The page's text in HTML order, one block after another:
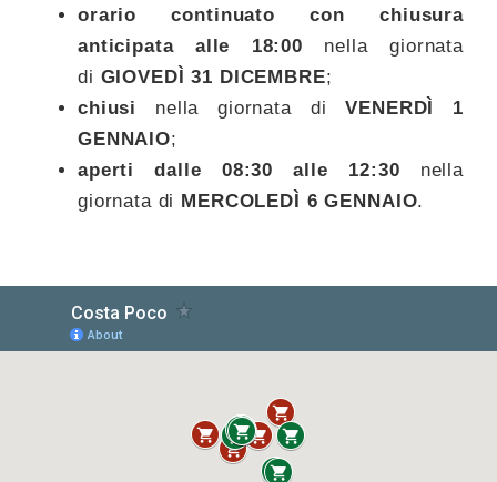
orario continuato con chiusura
anticipata alle 18:00 nella giornata
di GIOVEDÌ 31 DICEMBRE;
chiusi nella giornata diVENERDÌ 1
GENNAIO;
aperti dalle 08:30 alle 12:30 nella
giornata di MERCOLEDÌ 6 GENNAIO.